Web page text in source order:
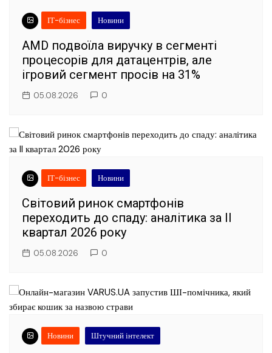
ІТ-бізнес Новини
AMD подвоїла виручку в сегменті
процесорів для датацентрів, але
ігровий сегмент просів на 31%
05.08.2026 0
ІТ-бізнес Новини
Світовий ринок смартфонів
переходить до спаду: аналітика за II
квартал 2026 року
05.08.2026 0
Новини Штучний інтелект